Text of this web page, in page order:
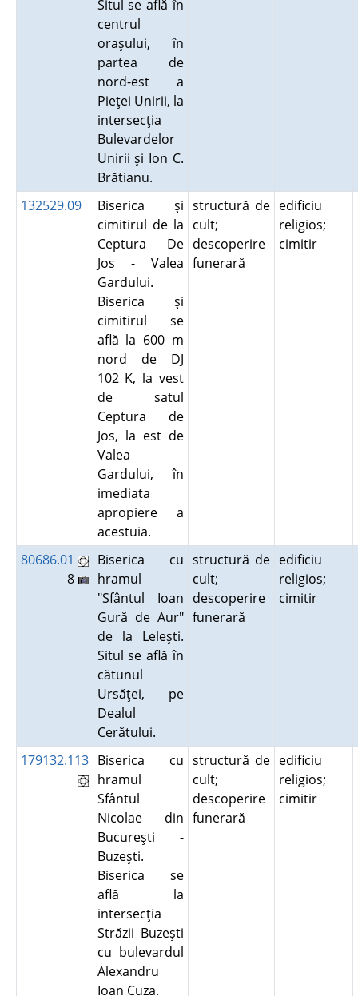
Situl se află în
centrul
oraşului, în
partea de
nord-est a
Pieţei Unirii, la
intersecţia
Bulevardelor
Unirii şi Ion C.
Brătianu.
132529.09
Biserica şi
cimitirul de la
Ceptura De
Jos - Valea
Gardului.
Biserica şi
cimitirul se
află la 600 m
nord de DJ
102 K, la vest
de satul
Ceptura de
Jos, la est de
Valea
Gardului, în
imediata
apropiere a
acestuia.
structură de
cult;
descoperire
funerară
edificiu
religios;
cimitir
80686.01
8
Biserica cu
hramul
"Sfântul Ioan
Gură de Aur"
de la Leleşti.
Situl se află în
cătunul
Ursăţei, pe
Dealul
Cerătului.
structură de
cult;
descoperire
funerară
edificiu
religios;
cimitir
179132.113 Biserica cu
hramul
Sfântul
Nicolae din
Bucureşti -
Buzeşti.
Biserica se
află la
intersecţia
Străzii Buzeşti
cu bulevardul
Alexandru
Ioan Cuza.
structură de
cult;
descoperire
funerară
edificiu
religios;
cimitir